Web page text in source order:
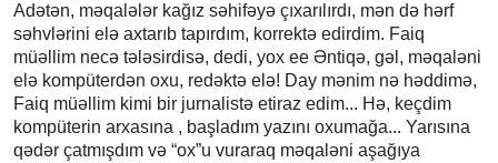
Adətən, məqalələr kağız səhifəyə çıxarılırdı, mən də hərf
səhvlərini elə axtarıb tapırdım, korrektə edirdim. Faiq
müəllim necə tələsirdisə, dedi, yox ee Əntiqə, gəl, məqaləni
elə kompüterdən oxu, redəktə elə! Day mənim nə həddimə,
Faiq müəllim kimi bir jurnalistə etiraz edim... Hə, keçdim
kompüterin arxasına , başladım yazını oxumağa... Yarısına
qədər çatmışdım və “ox”u vuraraq məqaləni aşağıya